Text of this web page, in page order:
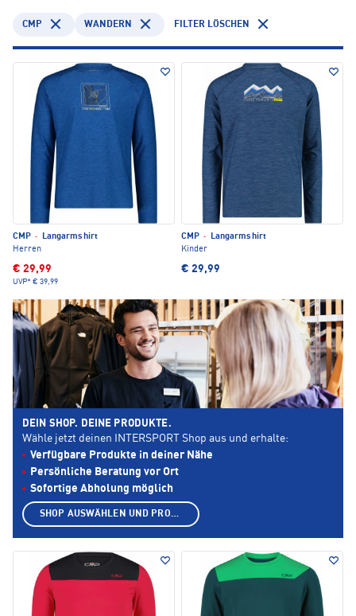
CMP WANDERN FILTER LÖSCHEN
CMP ·
Langarmshirt
Herren
€ 29,99
UVP* € 39,99
CMP ·
Langarmshirt
Kinder
€ 29,99
DEIN SHOP. DEINE PRODUKTE.
Wähle jetzt deinen INTERSPORT Shop aus und erhalte:
Verfügbare Produkte in deiner Nähe
Persönliche Beratung vor Ort
Sofortige Abholung möglich
SHOP AUSWÄHLEN UND PRODUKTE ANZEIGEN